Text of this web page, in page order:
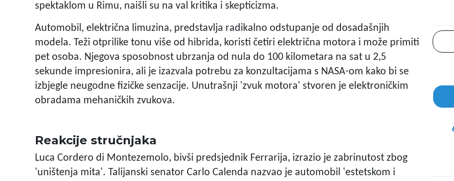
spektaklom u Rimu, naišli su na val kritika i skepticizma.
Automobil, električna limuzina, predstavlja radikalno odstupanje od dosadašnjih
modela. Teži otprilike tonu više od hibrida, koristi četiri električna motora i može primiti
pet osoba. Njegova sposobnost ubrzanja od nula do 100 kilometara na sat u 2,5
sekunde impresionira, ali je izazvala potrebu za konzultacijama s NASA-om kako bi se
izbjegle neugodne fizičke senzacije. Unutrašnji 'zvuk motora' stvoren je elektroničkim
obradama mehaničkih zvukova.
Reakcije stručnjaka
Luca Cordero di Montezemolo, bivši predsjednik Ferrarija, izrazio je zabrinutost zbog
'uništenja mita'. Talijanski senator Carlo Calenda nazvao je automobil 'estetskom i